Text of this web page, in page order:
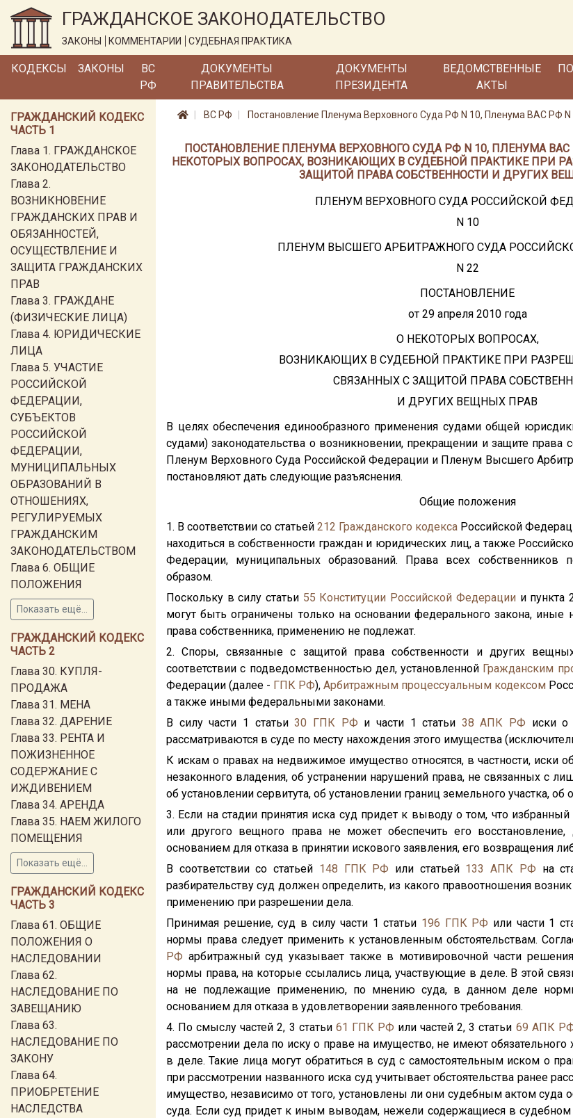
ГРАЖДАНСКОЕ ЗАКОНОДАТЕЛЬСТВО
ЗАКОНЫ КОММЕНТАРИИ СУДЕБНАЯ ПРАКТИКА
КОДЕКСЫ ЗАКОНЫ
ВС
РФ
ДОКУМЕНТЫ
ПРАВИТЕЛЬСТВА
ДОКУМЕНТЫ
ПРЕЗИДЕНТА
ВЕДОМСТВЕННЫЕ
АКТЫ
ГРАЖДАНСКИЙ КОДЕКС
ЧАСТЬ 1
Глава 1. ГРАЖДАНСКОЕ
ЗАКОНОДАТЕЛЬСТВО
Глава 2.
ВОЗНИКНОВЕНИЕ
ГРАЖДАНСКИХ ПРАВ И
ОБЯЗАННОСТЕЙ,
ОСУЩЕСТВЛЕНИЕ И
ЗАЩИТА ГРАЖДАНСКИХ
ПРАВ
Глава 3. ГРАЖДАНЕ
(ФИЗИЧЕСКИЕ ЛИЦА)
Глава 4. ЮРИДИЧЕСКИЕ
ЛИЦА
Глава 5. УЧАСТИЕ
РОССИЙСКОЙ
ФЕДЕРАЦИИ,
СУБЪЕКТОВ
РОССИЙСКОЙ
ФЕДЕРАЦИИ,
МУНИЦИПАЛЬНЫХ
ОБРАЗОВАНИЙ В
ОТНОШЕНИЯХ,
РЕГУЛИРУЕМЫХ
ГРАЖДАНСКИМ
ЗАКОНОДАТЕЛЬСТВОМ
Глава 6. ОБЩИЕ
ПОЛОЖЕНИЯ
Показать ещё...
ГРАЖДАНСКИЙ КОДЕКС
ЧАСТЬ 2
Глава 30. КУПЛЯ-
ПРОДАЖА
Глава 31. МЕНА
Глава 32. ДАРЕНИЕ
Глава 33. РЕНТА И
ПОЖИЗНЕННОЕ
СОДЕРЖАНИЕ С
ИЖДИВЕНИЕМ
Глава 34. АРЕНДА
Глава 35. НАЕМ ЖИЛОГО
ПОМЕЩЕНИЯ
Показать ещё...
ГРАЖДАНСКИЙ КОДЕКС
ЧАСТЬ 3
Глава 61. ОБЩИЕ
ПОЛОЖЕНИЯ О
НАСЛЕДОВАНИИ
Глава 62.
НАСЛЕДОВАНИЕ ПО
ЗАВЕЩАНИЮ
Глава 63.
НАСЛЕДОВАНИЕ ПО
ЗАКОНУ
Глава 64.
ПРИОБРЕТЕНИЕ
НАСЛЕДСТВА
ВС РФ Постановление Пленума Верховного Суда РФ N 10, Пленума ВАС РФ N
ПОСТАНОВЛЕНИЕ ПЛЕНУМА ВЕРХОВНОГО СУДА РФ N 10, ПЛЕНУМА ВАС
НЕКОТОРЫХ ВОПРОСАХ, ВОЗНИКАЮЩИХ В СУДЕБНОЙ ПРАКТИКЕ ПРИ
ЗАЩИТОЙ ПРАВА СОБСТВЕННОСТИ И ДРУГИХ
ПЛЕНУМ ВЕРХОВНОГО СУДА РОССИЙСКОЙ
N 10
ПЛЕНУМ ВЫСШЕГО АРБИТРАЖНОГО СУДА
N 22
ПОСТАНОВЛЕНИЕ
от 29 апреля 2010 года
О НЕКОТОРЫХ ВОПРОСАХ,
ВОЗНИКАЮЩИХ В СУДЕБНОЙ ПРАКТИКЕ ПРИ
СВЯЗАННЫХ С ЗАЩИТОЙ ПРАВА
И ДРУГИХ ВЕЩНЫХ ПРАВ
В целях обеспечения единообразного применения судами общей
судами) законодательства о возникновении, прекращении и защите права
Пленум Верховного Суда Российской Федерации и Пленум Высшего
постановляют дать следующие разъяснения.
Общие положения
1. В соответствии со статьей 212 Гражданского кодекса Российской
находиться в собственности граждан и юридических лиц, а также
Федерации, муниципальных образований. Права всех собственников
образом.
Поскольку в силу статьи 55 Конституции Российской Федерациии пункта
могут быть ограничены только на основании федерального закона,
права собственника, применению не подлежат.
2. Споры, связанные с защитой права собственности и других
соответствии с подведомственностью дел, установленной Гражданским
Федерации (далее - ГПК РФ), Арбитражным процессуальным кодексом
а также иными федеральными законами.
В силу части 1 статьи30 ГПК РФ и части 1 статьи 38 АПК РФ иски о
рассматриваются в суде по месту нахождения этого имущества
К искам о правах на недвижимое имущество относятся, в частности, иски
незаконного владения, об устранении нарушений права, не связанных с
об установлении сервитута, об установлении границ земельного участка,
3. Если на стадии принятия иска суд придет к выводу о том, что
или другого вещного права не может обеспечить его восстановление,
основанием для отказа в принятии искового заявления, его возвращения
В соответствии со статьей 148 ГПК РФ или статьей 133 АПК РФ на
разбирательству суд должен определить, из какого правоотношения
применению при разрешении дела.
Принимая решение, суд в силу части 1 статьи 196 ГПК РФ или части 1
нормы права следует применить к установленным обстоятельствам.
РФ арбитражный суд указывает также в мотивировочной части
нормы права, на которые ссылались лица, участвующие в деле. В этой
на не подлежащие применению, по мнению суда, в данном деле
основанием для отказа в удовлетворении заявленного требования.
4. По смыслу частей 2, 3 статьи 61 ГПК РФ или частей 2, 3 статьи 69 АПК
рассмотрении дела по иску о праве на имущество, не имеют обязательного
в деле. Такие лица могут обратиться в суд с самостоятельным иском о
при рассмотрении названного иска суд учитывает обстоятельства ранее
имущество, независимо от того, установлены ли они судебным актом
суда. Если суд придет к иным выводам, нежели содержащиеся в судебном